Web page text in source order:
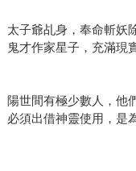
太子爺乩身，奉命斬妖
鬼才作家星子，充滿現
陽世間有極少數人，他
必須出借神靈使用，是